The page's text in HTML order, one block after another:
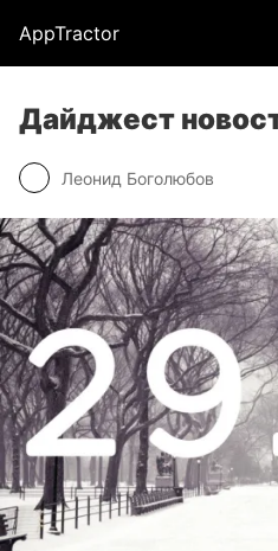
AppTractor
Дайджест
Леонид Боголюбов